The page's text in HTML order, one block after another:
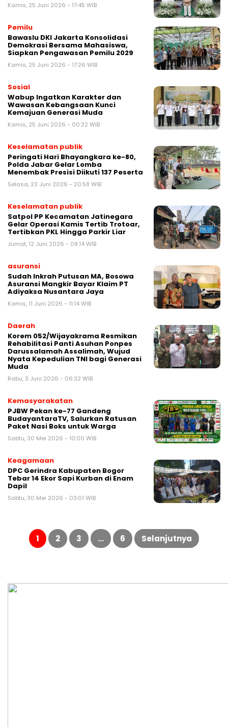
Kamis, 25 Juni 2026 - 17:45 WIB
Pemilu
Bawaslu DKI Jakarta Konsolidasi
Demokrasi Bersama Mahasiswa,
Siapkan Pengawasan Pemilu 2029
Kamis, 25 Juni 2026 - 17:26 WIB
Sosial
Wabup Ingatkan Karakter dan
Wawasan Kebangsaan Kunci
Kemajuan Generasi Muda
Kamis, 25 Juni 2026 - 00:32 WIB
Keselamatan publik
Peringati Hari Bhayangkara ke-80,
Polda Jabar Gelar Lomba
Menembak Presisi Diikuti 137 Peserta
Selasa, 23 Juni 2026 - 20:58 WIB
Keselamatan publik
Satpol PP Kecamatan Jatinegara
Gelar Operasi Kamis Tertib Trotoar,
Tertibkan PKL Hingga Parkir Liar
Jumat, 12 Juni 2026 - 08:14 WIB
asuransi
Sudah Inkrah Putusan MA, Bosowa
Asuransi Mangkir Bayar Klaim PT
Adiyaksa Nusantara Jaya
Kamis, 11 Juni 2026 - 11:14 WIB
Daerah
Korem 052/Wijayakrama Resmikan
Rehabilitasi Panti Asuhan Ponpes
Darussalamah Assalimah, Wujud
Nyata Kepedulian TNI bagi Generasi
Muda
Rabu, 3 Juni 2026 - 06:32 WIB
Kemasyarakatan
PJBW Pekan ke-77 Gandeng
BudayantaraTV, Salurkan Ratusan
Paket Nasi Boks untuk Warga
Sabtu, 30 Mei 2026 - 10:00 WIB
Keagamaan
DPC Gerindra Kabupaten Bogor
Tebar 14 Ekor Sapi Kurban di Enam
Dapil
Sabtu, 30 Mei 2026 - 03:01 WIB
Paginasi
pos
1 2 3 … 6 Selanjutnya